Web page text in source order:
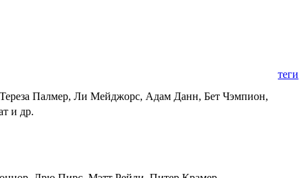
теги
Палмер, Ли Мейджорс, Адам Данн, Бет Чэмпион,
и др.